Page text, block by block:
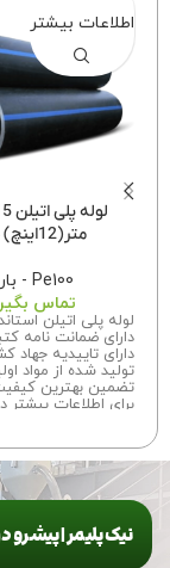
متر(12اینچ) 4 بار
Pe100 - بار ۴
تماس
لوله پلی اتیلن
دارای ضمانت نامه کتبی 50
دارای تاییدیه جهاد
تولید شده از مواد
تضمین بهترین
برای اطلاعات بیشتر
اطلاعات بیشتر
نیک پلیمر | پیشرو